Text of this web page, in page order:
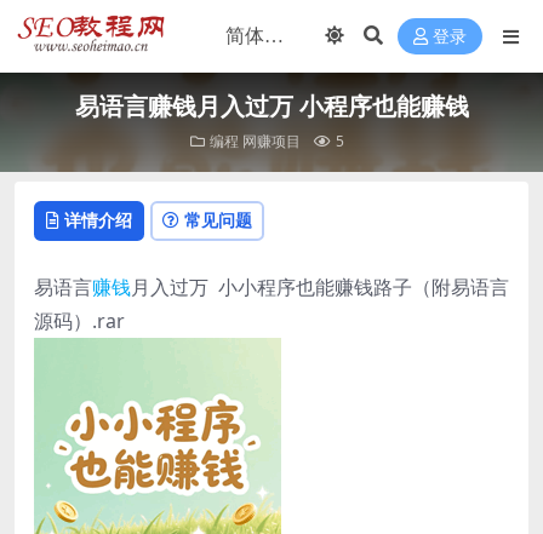
登录
易语言赚钱月入过万 小程序也能赚钱
编程 网赚项目 5
详情介绍 常见问题
易语言赚钱月入过万 小小程序也能赚钱路子（附易语言
源码）.rar